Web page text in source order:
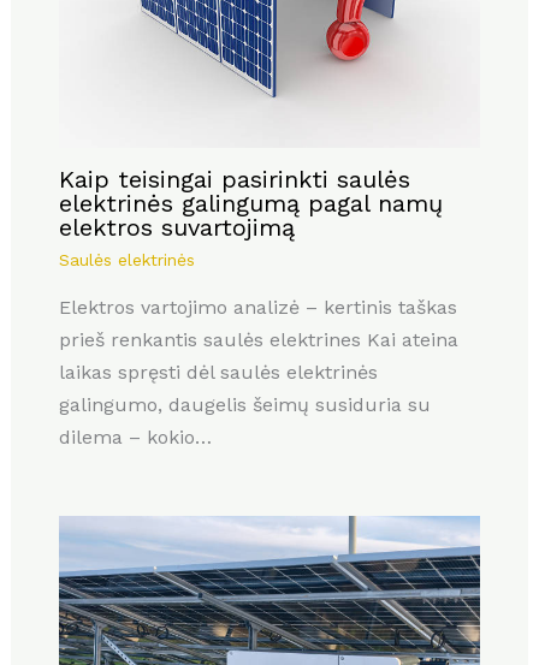
Kaip teisingai pasirinkti saulės
elektrinės galingumą pagal namų
elektros suvartojimą
Saulės elektrinės
Elektros vartojimo analizė – kertinis taškas
prieš renkantis saulės elektrines Kai ateina
laikas spręsti dėl saulės elektrinės
galingumo, daugelis šeimų susiduria su
dilema – kokio…